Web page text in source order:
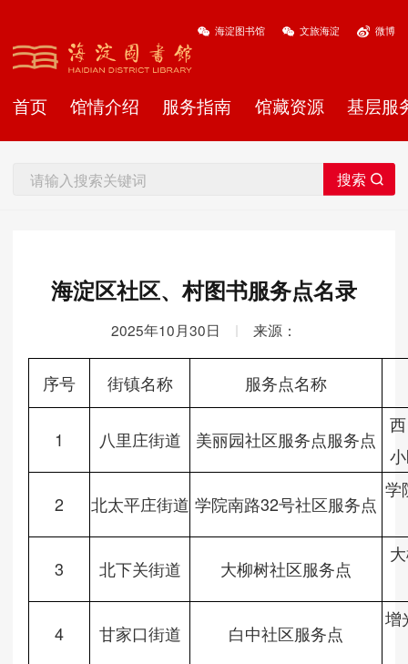
海淀图书馆 文旅海淀 微博
首页 馆情介绍 服务指南 馆藏资源 基层服
海淀区社区、村图书服务点名录
2025年10月30日 | 来源：
序号 街镇名称 服务点名称
1 八里庄街道 美丽园社区服务点服务点
2 北太平庄街道 学院南路32号社区服务点
学
3 北下关街道 大柳树社区服务点
4 甘家口街道 白中社区服务点
增